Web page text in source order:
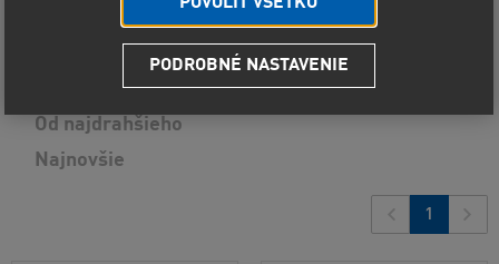
Predvolené radenie
Od najlacnejšieho
Od najdrahšieho
Najnovšie
1
POVOLIŤ VŠETKO
PODROBNÉ NASTAVENIE